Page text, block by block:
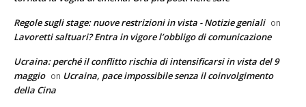
Regole sugli stage: nuove restrizioni in vista - Notizie geniali on
Lavoretti saltuari? Entra in vigore l’obbligo di comunicazione
Ucraina: perché il conflitto rischia di intensificarsi in vista del 9
maggio on Ucraina, pace impossibile senza il coinvolgimento
della Cina